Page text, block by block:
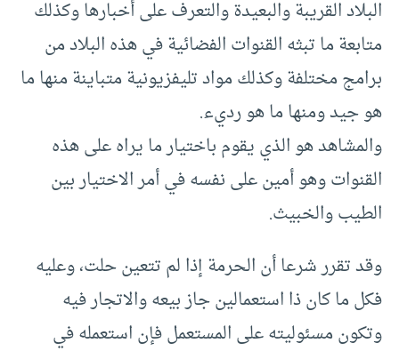
البلاد القريبة والبعيدة والتعرف على أخبارها وكذلك
متابعة ما تبثه القنوات الفضائية في هذه البلاد من
برامج مختلفة وكذلك مواد تليفزيونية متباينة منها ما
هو جيد ومنها ما هو رديء.
والمشاهد هو الذي يقوم باختيار ما يراه على هذه
القنوات وهو أمين على نفسه في أمر الاختيار بين
الطيب والخبيث.
وقد تقرر شرعا أن الحرمة إذا لم تتعين حلت، وعليه
فكل ما كان ذا استعمالين جاز بيعه والاتجار فيه
وتكون مسئوليته على المستعمل فإن استعمله في